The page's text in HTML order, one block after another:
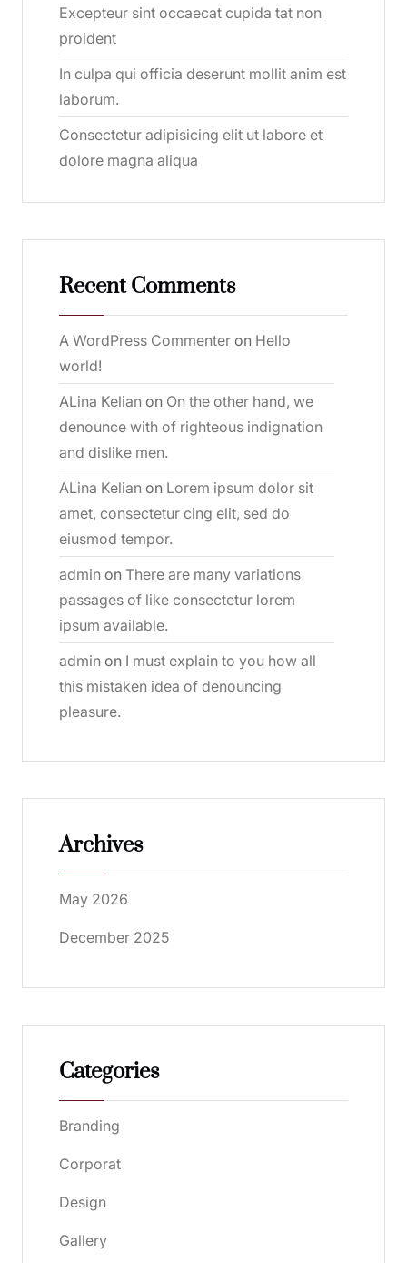
Excepteur sint occaecat cupida tat non
proident
In culpa qui officia deserunt mollit anim est
laborum.
Consectetur adipisicing elit ut labore et
dolore magna aliqua
Recent Comments
A WordPress Commenter on Hello
world!
ALina Kelian on On the other hand, we
denounce with of righteous indignation
and dislike men.
ALina Kelian on Lorem ipsum dolor sit
amet, consectetur cing elit, sed do
eiusmod tempor.
admin on There are many variations
passages of like consectetur lorem
ipsum available.
admin on I must explain to you how all
this mistaken idea of denouncing
pleasure.
Archives
May 2026
December 2025
Categories
Branding
Corporat
Design
Gallery